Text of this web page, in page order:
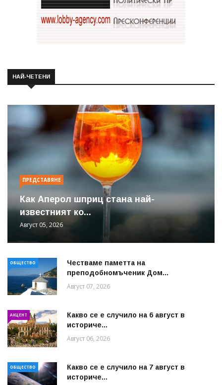
НАЙ-ЧЕТЕНИ
ПРЕДСТАВЯНЕ
Как Аперол шприц стана най-
известният ко...
Август 05, 2026
ОБЩЕСТВО
Честваме паметта на
преподобномъченик Дом...
Август 07, 2026
АКЦЕНТ
Какво се е случило на 6 август в
историче...
Август 06, 2026
ОБЩЕСТВО
Какво се е случило на 7 август в
историче...